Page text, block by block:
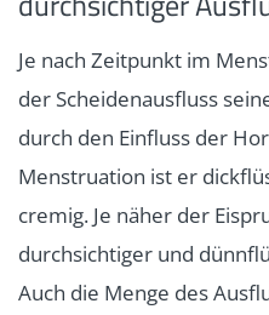
Je nach Zeitpunkt im
der Scheidenausfluss
durch den Einfluss der
Menstruation ist er
cremig. Je näher der
durchsichtiger und
Auch die Menge des